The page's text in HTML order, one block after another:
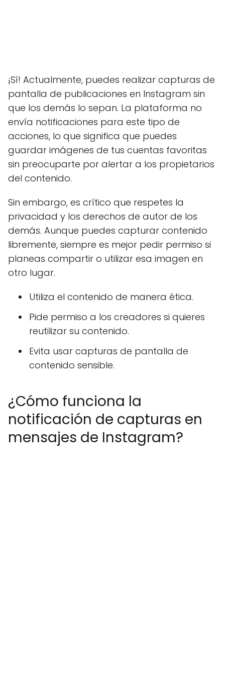
¡Sí! Actualmente, puedes realizar capturas de
pantalla de publicaciones en Instagram sin
que los demás lo sepan. La plataforma no
envía notificaciones para este tipo de
acciones, lo que significa que puedes
guardar imágenes de tus cuentas favoritas
sin preocuparte por alertar a los propietarios
del contenido.
Sin embargo, es crítico que respetes la
privacidad y los derechos de autor de los
demás. Aunque puedes capturar contenido
libremente, siempre es mejor pedir permiso si
planeas compartir o utilizar esa imagen en
otro lugar.
Utiliza el contenido de manera ética.
Pide permiso a los creadores si quieres
reutilizar su contenido.
Evita usar capturas de pantalla de
contenido sensible.
¿Cómo funciona la
notificación de capturas en
mensajes de Instagram?